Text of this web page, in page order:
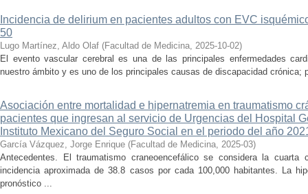
Incidencia de delirium en pacientes adultos con EVC
50
Lugo Martínez, Aldo Olaf (Facultad de Medicina, 2025-10-02)
El evento vascular cerebral es una de las principales enfermedades
nuestro ámbito y es uno de los principales causas de discapacidad crónica;
Asociación entre mortalidad e hipernatremia en traumatismo
pacientes que ingresan al servicio de Urgencias del Hospital
Instituto Mexicano del Seguro Social en el periodo del año
García Vázquez, Jorge Enrique (Facultad de Medicina, 2025-03)
Antecedentes. El traumatismo craneoencefálico se considera la
incidencia aproximada de 38.8 casos por cada 100,000 habitantes. La
pronóstico ...